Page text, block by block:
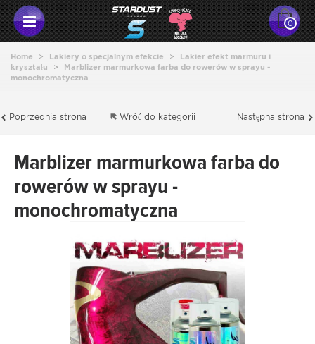
0
Home > Lakiery o specjalnym efekcie >
Lakier efekt marmuru i
kryształu
>
Marblizer marmurkowa farba do rowerów w sprayu -
monochromatyczna
Poprzednia strona Następna strona
Wróć do kategorii
Marblizer marmurkowa farba do
rowerów w sprayu -
monochromatyczna